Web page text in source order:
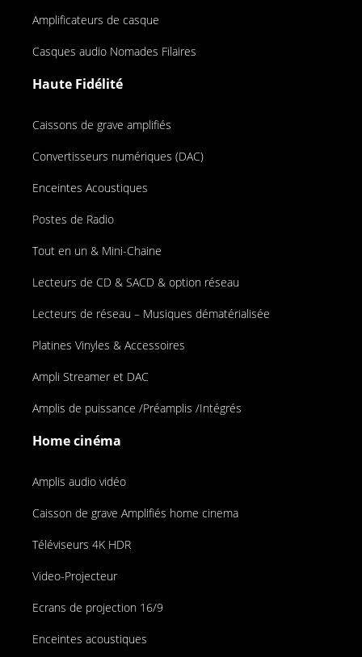
Amplificateurs de casque
Casques audio Nomades Filaires
Haute Fidélité
Caissons de grave amplifiés
Convertisseurs numériques (DAC)
Enceintes Acoustiques
Postes de Radio
Tout en un & Mini-Chaine
Lecteurs de CD & SACD & option réseau
Lecteurs de réseau – Musiques dématérialisée
Platines Vinyles & Accessoires
Ampli Streamer et DAC
Amplis de puissance /Préamplis /Intégrés
Home cinéma
Amplis audio vidéo
Caisson de grave Amplifiés home cinema
Téléviseurs 4K HDR
Video-Projecteur
Ecrans de projection 16/9
Enceintes acoustiques